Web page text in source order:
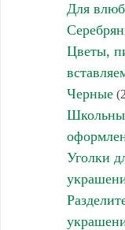
Для
Цветы,
Черные
Уголки